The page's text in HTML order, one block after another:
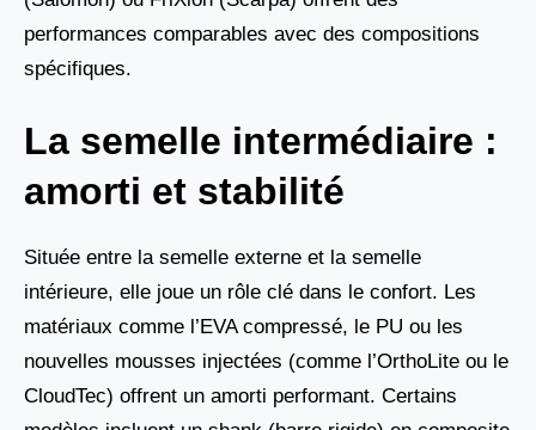
performances comparables avec des compositions
spécifiques.
La semelle intermédiaire :
amorti et stabilité
Située entre la semelle externe et la semelle
intérieure, elle joue un rôle clé dans le confort. Les
matériaux comme l’EVA compressé, le PU ou les
nouvelles mousses injectées (comme l’OrthoLite ou le
CloudTec) offrent un amorti performant. Certains